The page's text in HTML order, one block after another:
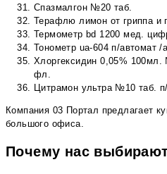
Спазмалгон №20 таб.
Терафлю лимон от гриппа и
Термометр bd 1200 мед.
Тонометр ua-604 п/автомат /
Хлоргексидин 0,05%
фл.
Цитрамон ультра №10 таб.
Компания 03 Портал предлагает
большого офиса.
Почему нас